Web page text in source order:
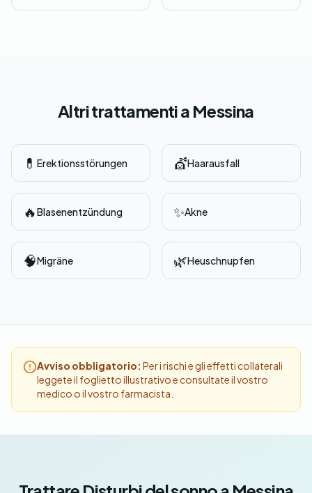
Altri trattamenti a Messina
💊 Erektionsstörungen 💇Haarausfall
🔥Blasenentzündung ✨Akne
🧠Migräne 🌿Heuschnupfen
Avviso obbligatorio: Per i rischi e gli effetti collaterali
leggete il foglietto illustrativo e consultate il vostro
medico o il vostro farmacista.